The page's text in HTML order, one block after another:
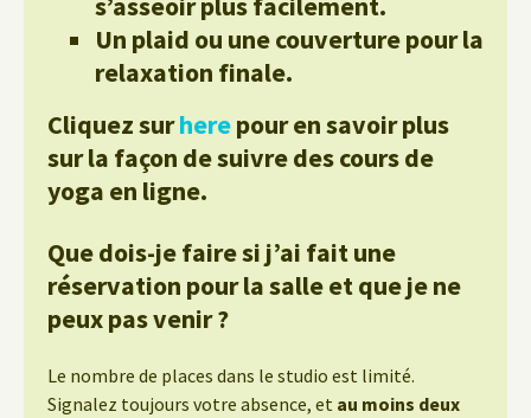
Un plaid ou une couverture pour la
relaxation finale.
Cliquez surherepour en savoir plus
sur la façon de suivre des cours de
yoga en ligne.
Que dois-je faire si j’ai fait une
réservation pour la salle et que je ne
peux pas venir ?
Le nombre de places dans le studio est limité.
Signalez toujours votre absence, et au moins deux